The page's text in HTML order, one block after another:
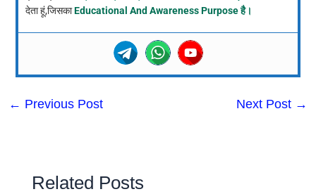
देता हूं,जिसकाEducational And Awareness Purpose है।
← Previous Post Next Post →
Related Posts